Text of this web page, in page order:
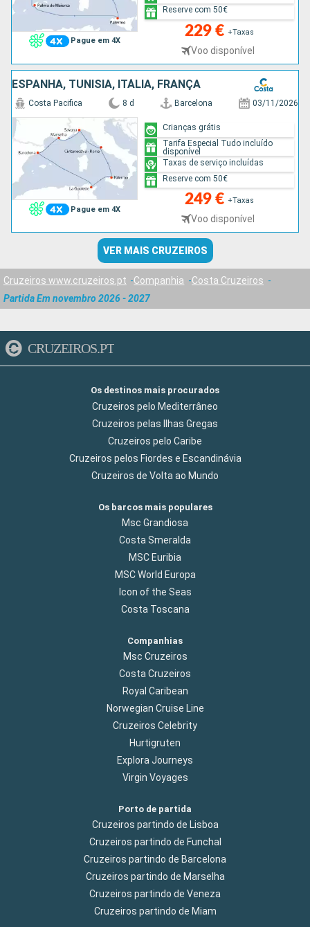
Pague em 4X
229 € +Taxas
Voo disponível
Reserve com 50€
ESPANHA, TUNÍSIA, ITÁLIA, FRANÇA
Pague em 4X
Costa Pacifica 8 d Barcelona 03/11/2026
249 € +Taxas
Voo disponível
Crianças grátis
Tarifa Especial Tudo incluído
disponível
Taxas de serviço incluídas
Reserve com 50€
VER MAIS CRUZEIROS
Cruzeiros www.cruzeiros.pt Companhia
Costa Cruzeiros
Partida Em novembro 2026 - 2027
CRUZEIROS.PT
Os destinos mais procurados
Cruzeiros pelo Mediterrâneo
Cruzeiros pelas Ilhas Gregas
Cruzeiros pelo Caribe
Cruzeiros pelos Fiordes e Escandinávia
Cruzeiros de Volta ao Mundo
Os barcos mais populares
Msc Grandiosa
Costa Smeralda
MSC Euribia
MSC World Europa
Icon of the Seas
Costa Toscana
Companhias
Msc Cruzeiros
Costa Cruzeiros
Royal Caribean
Norwegian Cruise Line
Cruzeiros Celebrity
Hurtigruten
Explora Journeys
Virgin Voyages
Porto de partida
Cruzeiros partindo de Lisboa
Cruzeiros partindo de Funchal
Cruzeiros partindo de Barcelona
Cruzeiros partindo de Marselha
Cruzeiros partindo de Veneza
Cruzeiros partindo de Miam